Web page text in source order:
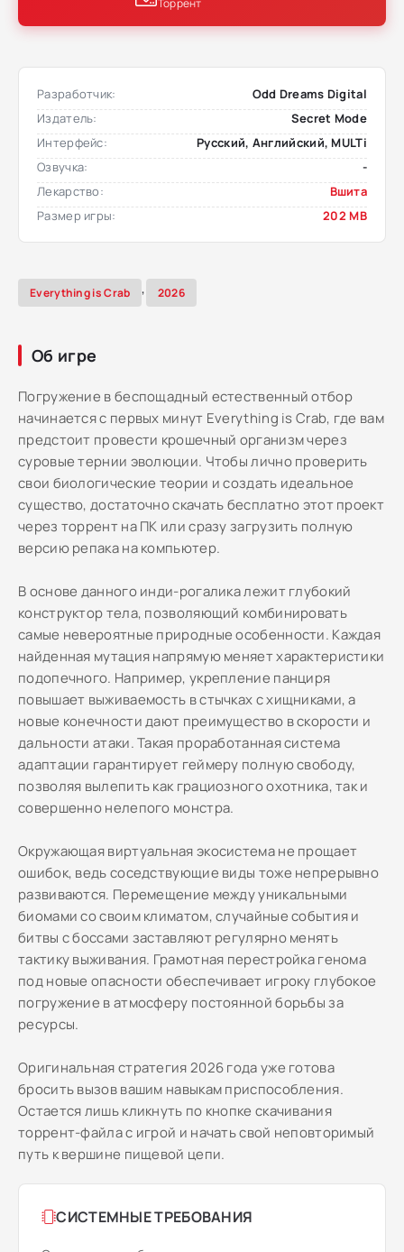
Торрент
Разработчик:
Odd Dreams Digital
Издатель:
Secret Mode
Интерфейс:
Русский, Английский, MULTi
Озвучка:
-
Лекарство:
Вшита
Размер игры:
202 MB
Everything is Crab , 2026
Об игре
Погружение в беспощадный естественный отбор
начинается с первых минут Everything is Crab, где вам
предстоит провести крошечный организм через
суровые тернии эволюции. Чтобы лично проверить
свои биологические теории и создать идеальное
существо, достаточно скачать бесплатно этот проект
через торрент на ПК или сразу загрузить полную
версию репака на компьютер.
В основе данного инди-рогалика лежит глубокий
конструктор тела, позволяющий комбинировать
самые невероятные природные особенности. Каждая
найденная мутация напрямую меняет характеристики
подопечного. Например, укрепление панциря
повышает выживаемость в стычках с хищниками, а
новые конечности дают преимущество в скорости и
дальности атаки. Такая проработанная система
адаптации гарантирует геймеру полную свободу,
позволяя вылепить как грациозного охотника, так и
совершенно нелепого монстра.
Окружающая виртуальная экосистема не прощает
ошибок, ведь соседствующие виды тоже непрерывно
развиваются. Перемещение между уникальными
биомами со своим климатом, случайные события и
битвы с боссами заставляют регулярно менять
тактику выживания. Грамотная перестройка генома
под новые опасности обеспечивает игроку глубокое
погружение в атмосферу постоянной борьбы за
ресурсы.
Оригинальная стратегия 2026 года уже готова
бросить вызов вашим навыкам приспособления.
Остается лишь кликнуть по кнопке скачивания
торрент-файла с игрой и начать свой неповторимый
путь к вершине пищевой цепи.
СИСТЕМНЫЕ ТРЕБОВАНИЯ